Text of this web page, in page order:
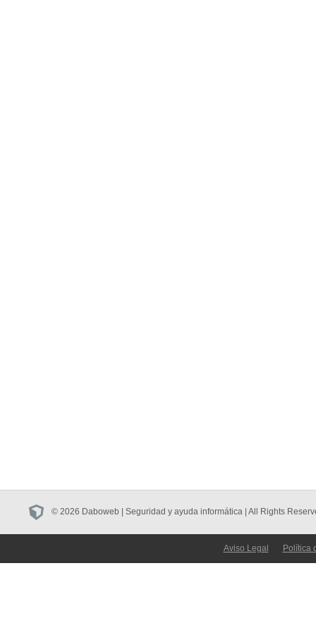
© 2026 Daboweb | Seguridad y ayuda informática | All Rights
Aviso Legal Política